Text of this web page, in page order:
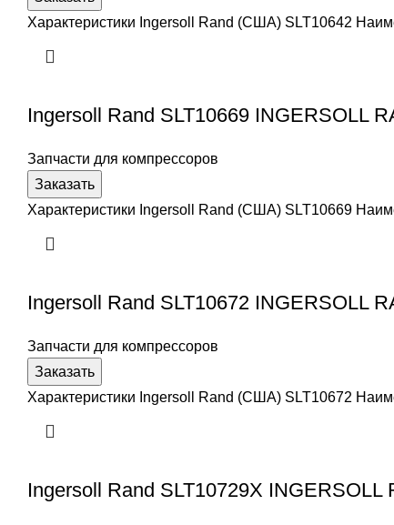
Характеристики Ingersoll Rand (США) SLT10642
Ingersoll Rand SLT10669 INGERSOLL
Запчасти для компрессоров
Заказать
Характеристики Ingersoll Rand (США) SLT10669
Ingersoll Rand SLT10672 INGERSOLL
Запчасти для компрессоров
Заказать
Характеристики Ingersoll Rand (США) SLT10672
Ingersoll Rand SLT10729X INGERSOLL